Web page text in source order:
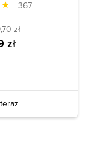
367
zł
zł